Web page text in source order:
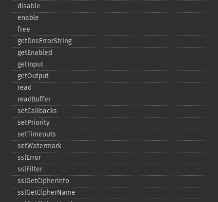
disable
enable
free
getDnsErrorString
getEnabled
getInput
getOutput
read
readBuffer
setCallbacks
setPriority
setTimeouts
setWatermark
sslError
sslFilter
sslGetCipherInfo
sslGetCipherName